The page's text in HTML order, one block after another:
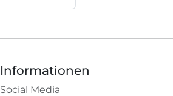
Informationen
Social Media